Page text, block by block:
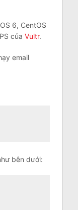
6, CentOS
của Vultr.
email
bên dưới: